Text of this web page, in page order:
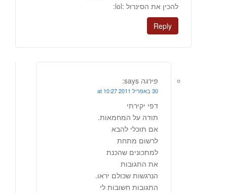
להכין את הסינרול :lol:
Reply
פירגה says:
30 באפריל 2011 at 10:27
דפי יקירתי
תודה על המחמאות.
אם תוכלי להבא
לרשום מתחת
למתכונים שהכנת
את התגובות
הנרגשות שכולם יראו.
התגובות חשובות לי